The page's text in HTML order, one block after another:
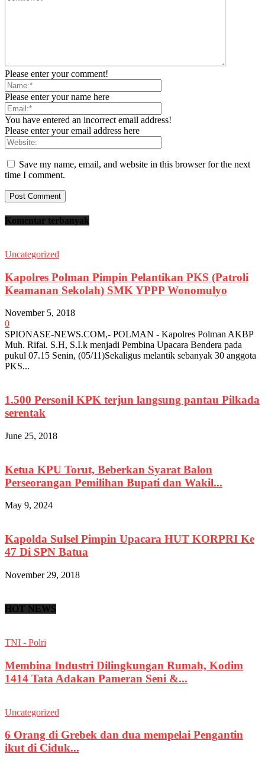
Please enter your comment!
Please enter your name here
You have entered an incorrect email address!
Please enter your email address here
Save my name, email, and website in this browser for the next
time I comment.
Komentar terbanyak
Uncategorized
Kapolres Polman Pimpin Pelantikan PKS (Patroli
Keamanan Sekolah) SMK YPPP Wonomulyo
November 5, 2018
0
SPIONASE-NEWS.COM,- POLMAN - Kapolres Polman AKBP
Muh. Rifai. S.H, S.I.k menjadi Pembina Upacara Bendera pada
pukul 07.15 Senin, (05/11)Sekaligus melantik sebanyak 30 anggota
PKS...
1.500 Personil KPK terjun langsung pantau Pilkada
serentak
June 25, 2018
Ketua KPU Torut, Beberkan Syarat Balon
Perseorangan Pemilihan Bupati dan Wakil...
May 9, 2024
Kapolda Sulsel Pimpin Upacara HUT KORPRI Ke
47 Di SPN Batua
November 29, 2018
HOT NEWS
TNI - Polri
Membina Industri Dilingkungan Rumah, Kodim
1414 Tata Adakan Pameran Seni &...
Uncategorized
6 Orang di Grebek dan dua mempelai Pengantin
ikut di Ciduk...